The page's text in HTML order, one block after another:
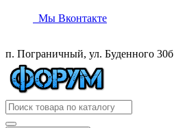
Мы Вконтакте
п. Пограничный, ул. Буденного 30б